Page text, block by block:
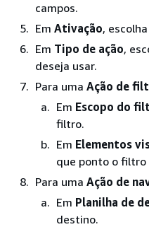
campos.
Em Ativação,
Em Tipo de ação,
deseja usar.
Para uma Ação de
Em Escopo do
filtro.
Em Elementos
que ponto o filtro
Para uma Ação de
Em Planilha de
destino.